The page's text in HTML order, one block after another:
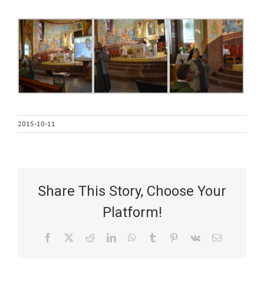
2015-10-11
Share This Story, Choose Your
Platform!
Facebook RedditLinkedInWhatsApp
Tumblr Pinterest
Vk Email